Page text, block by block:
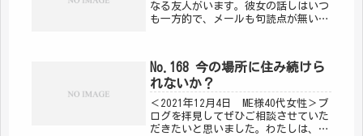
なる友人がいます。彼女の話しはいつ
も一方的で、メールも句読点が無いよ
うか？＜お返事 2016年1...
No.168 今の場所に住み続けら
れないか？
＜2021年12月4日 ME様40代女性＞ブ
ログを拝見してぜひご相談させていた
だきたいと思いました。わたしは、仕